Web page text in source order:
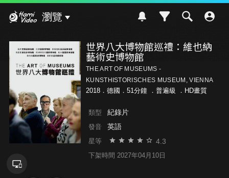
瀏覽
世界八大博物館巡禮：維也納
藝術史博物館
THE ART OF MUSEUMS -
KUNSTHISTORISCHES MUSEUM, VIENNA
2018．德國．51分鐘 ． 普遍級 ．HD畫質
類型 紀錄片
發音 英語
星等 4.3
下架時間 2027年04月10日